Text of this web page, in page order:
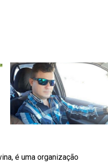
é uma organização